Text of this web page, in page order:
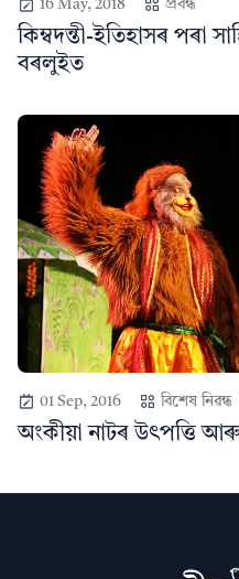
16 May, 2018 প্ৰবন্ধ
কিম্বদন্তী-ইতিহাসৰ পৰা
বৰলুইত
01 Sep, 2016 বিশেষ নিৱন্ধ
অংকীয়া নাটৰ উৎপত্তি আৰু